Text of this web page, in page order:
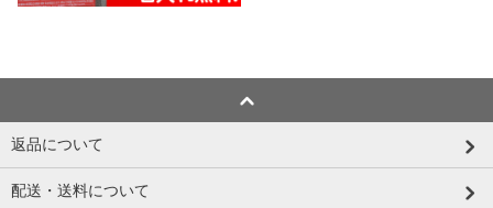
返品について
配送・送料について